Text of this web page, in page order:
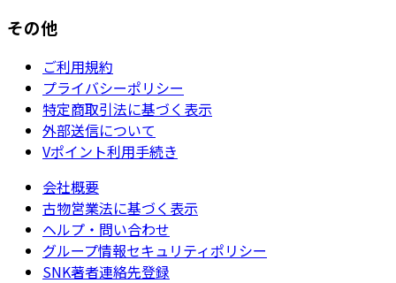
その他
ご利用規約
プライバシーポリシー
特定商取引法に基づく表示
外部送信について
Vポイント利用手続き
会社概要
古物営業法に基づく表示
ヘルプ・問い合わせ
グループ情報セキュリティポリシー
SNK著者連絡先登録